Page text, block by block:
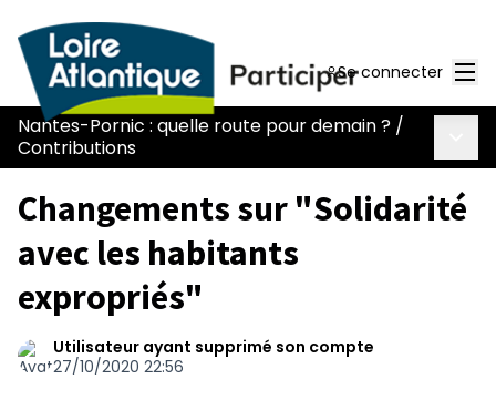
Se connecter
Nantes-Pornic : quelle route pour demain ? /
Contributions
Changements sur "Solidarité
avec les habitants
expropriés"
Utilisateur ayant supprimé son compte
27/10/2020 22:56